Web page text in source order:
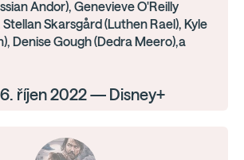
Andor), Genevieve O'Reilly
Skarsgård (Luthen Rael), Kyle
Denise Gough (Dedra Meero),a
říjen 2022 — Disney+